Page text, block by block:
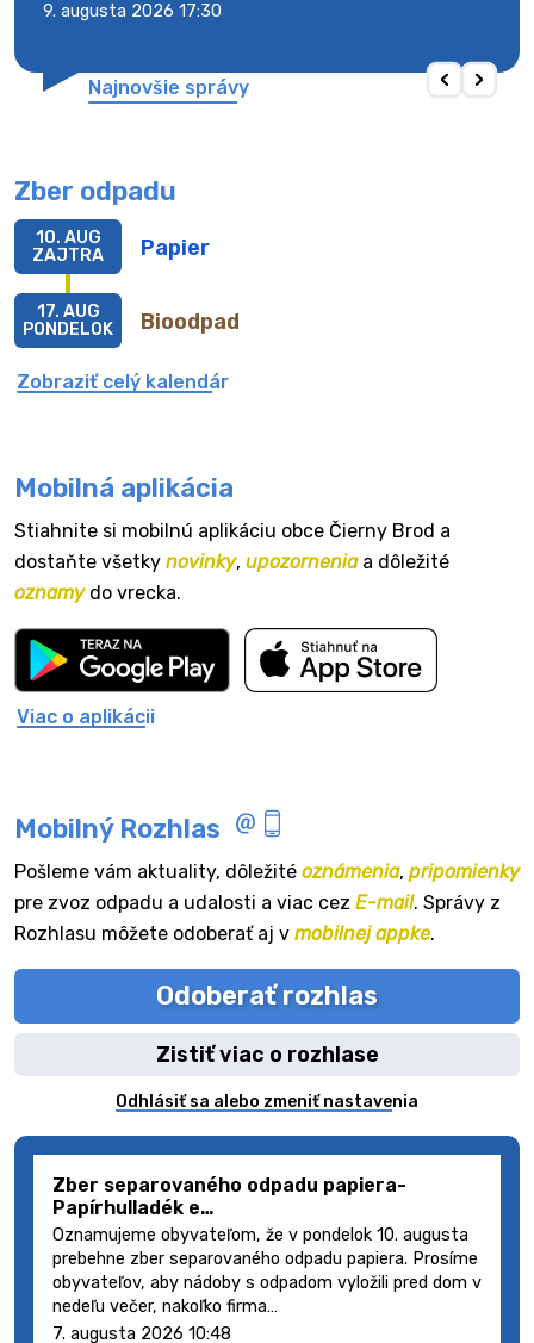
9. augusta 2026 17:30
Najnovšie správy
Zber odpadu
Papier
10. AUG
ZAJTRA
Bioodpad
17. AUG
PONDELOK
Zobraziť celý kalendár
Mobilná aplikácia
Stiahnite si mobilnú aplikáciu obce Čierny Brod a
dostaňte všetky novinky, upozorneniaa dôležité
oznamydo vrecka.
Viac o aplikácii
Mobilný Rozhlas
Pošleme vám aktuality, dôležité oznámenia, pripomienky
pre zvoz odpadu a udalosti a viac cez E-mail. Správy z
Rozhlasu môžete odoberať aj v mobilnej appke.
Odoberať rozhlas
Zistiť viac o rozhlase
Odhlásiť sa alebo zmeniť nastavenia
Zber separovaného odpadu papiera-
Papírhulladék e…
Oznamujeme obyvateľom, že v pondelok 10. augusta
prebehne zber separovaného odpadu papiera. Prosíme
obyvateľov, aby nádoby s odpadom vyložili pred dom v
nedeľu večer, nakoľko firma…
7. augusta 2026 10:48